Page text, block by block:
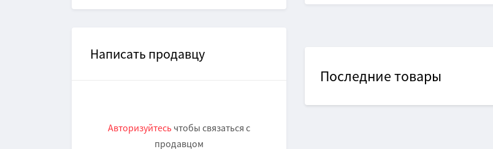
Написать продавцу
Авторизуйтесь чтобы связаться с
продавцом
Последние товары